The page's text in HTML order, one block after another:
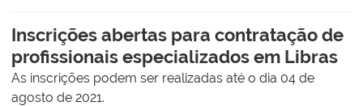
Inscrições abertas para contratação de
profissionais especializados em Libras
As inscrições podem ser realizadas até o dia 04 de
agosto de 2021.